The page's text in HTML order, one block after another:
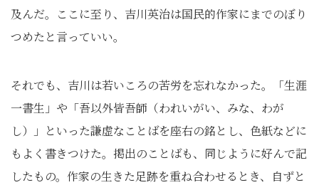
及んだ。ここに至り、吉川英治は国民的作家にまでのぼり
つめたと言っていい。
それでも、吉川は若いころの苦労を忘れなかった。「生涯
一書生」や「吾以外皆吾師（われいがい、みな、わが
し）」といった謙虚なことばを座右の銘とし、色紙などに
もよく書きつけた。掲出のことばも、同じように好んで記
したもの。作家の生きた足跡を重ね合わせるとき、自ずと